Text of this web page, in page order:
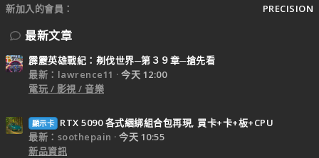
新加入的會員
PRECISION
最新文章
霹靂英雄戰紀：刜伐世界─第３９章─搶先看
最新：lawrence11
今天 12:00
電玩 / 影視 / 音樂
顯示卡
RTX 5090 各式綑綁組合包再現, 買卡+卡+板+CPU
最新：soothepain
今天 10:55
新品資訊